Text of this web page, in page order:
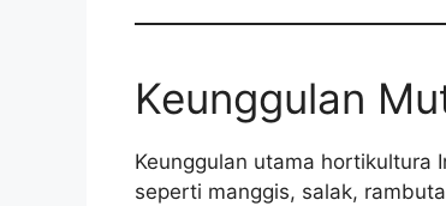
Keunggulan
Keunggulan utama hortikultura
seperti manggis, salak,